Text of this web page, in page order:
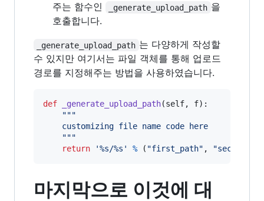
주는 함수인
_generate_upload_path 을
호출합니다.
_generate_upload_path 는 다양하게 작성할
수 있지만 여기서는 파일 객체를 통해 업로드
경로를 지정해주는 방법을 사용하였습니다.
def _generate_upload_path(self, f):
"""
    customizing file name code here
    """
return
'%s/%s' % ( "first_path" ,
마지막으로 이것에 대